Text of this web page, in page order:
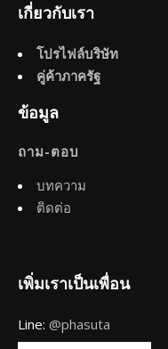
เกี่ยวกับเรา
โปรไฟล์บริษัท
คู่ค้าภาครัฐ
ข้อมูล
ถาม-ตอบ
บทความ
ติดต่อ
เพิ่มเราเป็นเพื่อน
Line: @phasuta